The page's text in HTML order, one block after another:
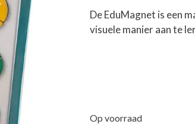
De EduMagnet is een
visuele manier aan te
Op voorraad